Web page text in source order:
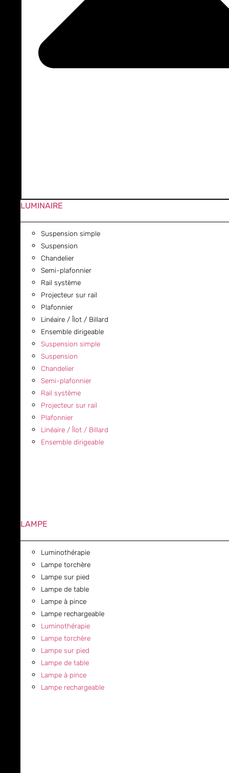
LUMINAIRE
Suspension simple
Suspension
Chandelier
Semi-plafonnier
Rail système
Projecteur sur rail
Plafonnier
Linéaire / Îlot / Billard
Ensemble dirigeable
Suspension simple
Suspension
Chandelier
Semi-plafonnier
Rail système
Projecteur sur rail
Plafonnier
Linéaire / Îlot / Billard
Ensemble dirigeable
LAMPE
Luminothérapie
Lampe torchère
Lampe sur pied
Lampe de table
Lampe à pince
Lampe rechargeable
Luminothérapie
Lampe torchère
Lampe sur pied
Lampe de table
Lampe à pince
Lampe rechargeable